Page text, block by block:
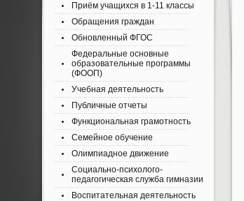
Приём учащихся в 1-11 классы
Обращения граждан
Обновленный ФГОС
Федеральные основные
образовательные программы
(ФООП)
Учебная деятельность
Публичные отчеты
Функциональная грамотность
Семейное обучение
Олимпиадное движение
Социально-психолого-
педагогическая служба гимназии
Воспитательная деятельность